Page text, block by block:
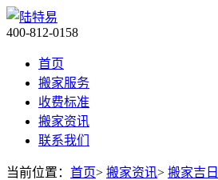
400-812-0158
首页
搬家服务
收费标准
搬家资讯
联系我们
当前位置： 首页> 搬家资讯> 搬家吉日